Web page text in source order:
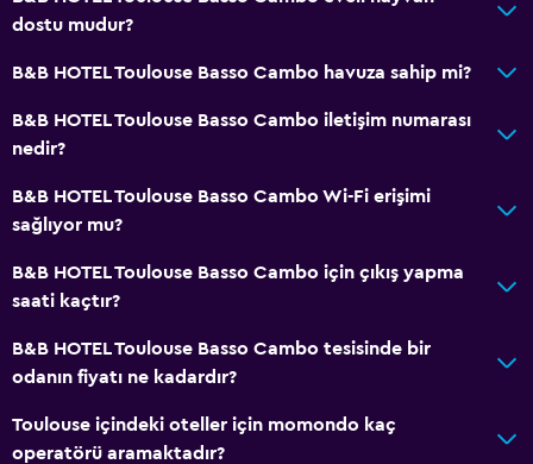
Kablo veya Uydu TV
Düz ekran TV
Konaklama birimlerine yiyecek servisi yapılabilir
Otomat (atıştırmalık)
Park ve ulaşım
Özel park yeri
dostu mudur?
B&B HOTEL Toulouse Basso Cambo havuza sahip mi?
B&B HOTEL Toulouse Basso Cambo iletişim numarası
nedir?
B&B HOTEL Toulouse Basso Cambo Wi-Fi erişimi
sağlıyor mu?
B&B HOTEL Toulouse Basso Cambo için çıkış yapma
saati kaçtır?
B&B HOTEL Toulouse Basso Cambo tesisinde bir
odanın fiyatı ne kadardır?
Toulouse içindeki oteller için momondo kaç
operatörü aramaktadır?